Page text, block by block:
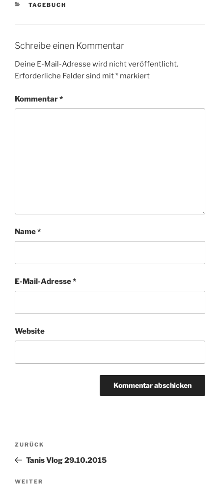
KATEGORIEN
TAGEBUCH
Schreibe einen Kommentar
Deine E-Mail-Adresse wird nicht veröffentlicht.
Erforderliche Felder sind mit* markiert
Kommentar*
Name*
E-Mail-Adresse*
Website
Beitragsnavigation
Vorheriger
Beitrag
ZURÜCK
Tanis Vlog 29.10.2015
WEITER